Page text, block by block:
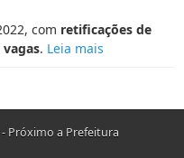
com retificações de
. Leia mais
Próximo a Prefeitura